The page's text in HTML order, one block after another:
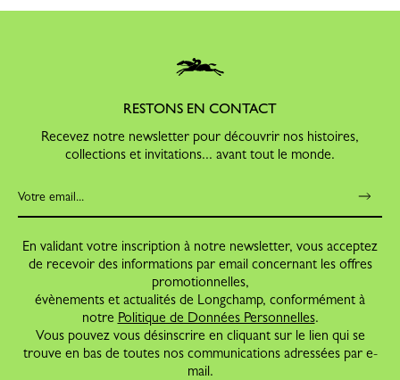
RESTONS EN CONTACT
Recevez notre newsletter pour découvrir nos histoires,
collections et invitations... avant tout le monde.
En validant votre inscription à notre newsletter, vous acceptez
de recevoir des informations par email concernant les offres
promotionnelles,
évènements et actualités de Longchamp, conformément à
notre Politique de Données Personnelles.
Vous pouvez vous désinscrire en cliquant sur le lien qui se
trouve en bas de toutes nos communications adressées par e-
mail.